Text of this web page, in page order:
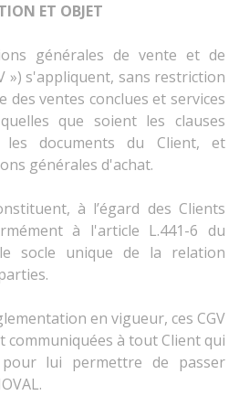
ET OBJET
générales de vente et de
») s'appliquent, sans restriction
des ventes conclues et services
que soient les clauses
documents du Client, et
générales d'achat.
à l’égard des Clients
à l'article L.441-6 du
socle unique de la relation
en vigueur, ces CGV
communiquées à tout Client qui
lui permettre de passer